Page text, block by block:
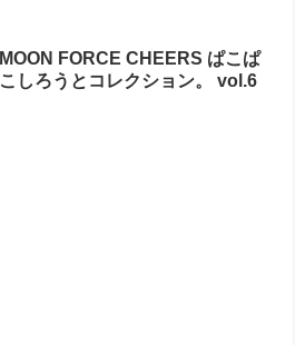
MOON FORCE CHEERS ぱこぱ
こしろうとコレクション。 vol.6